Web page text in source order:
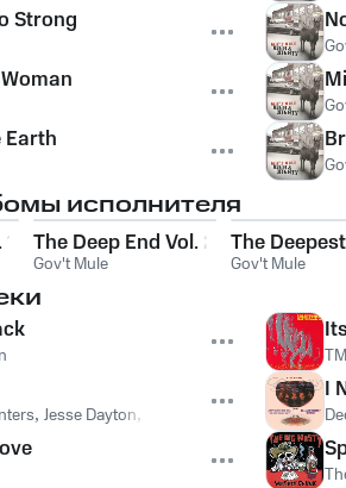
Strong
Earth
исполнителя
The Deep End Vol. 2
Gov't Mule
The
Gov't Mule
, Jesse Dayton, Johnny Moeller
I